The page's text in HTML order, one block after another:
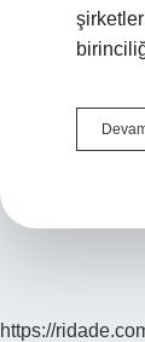
https://